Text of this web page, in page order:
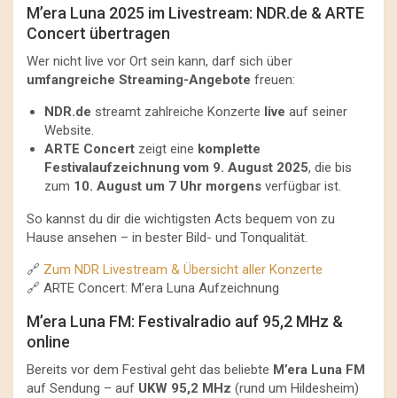
M’era Luna 2025 im Livestream: NDR.de & ARTE
Concert übertragen
Wer nicht live vor Ort sein kann, darf sich über
umfangreiche Streaming-Angebote freuen:
NDR.de streamt zahlreiche Konzerte live auf seiner
Website.
ARTE Concert zeigt eine komplette
Festivalaufzeichnung vom 9. August 2025, die bis
zum 10. August um 7 Uhr morgens verfügbar ist.
So kannst du dir die wichtigsten Acts bequem von zu
Hause ansehen – in bester Bild- und Tonqualität.
🔗 Zum NDR Livestream & Übersicht aller Konzerte
🔗 ARTE Concert: M’era Luna Aufzeichnung
M’era Luna FM: Festivalradio auf 95,2 MHz &
online
Bereits vor dem Festival geht das beliebte M’era Luna FM
auf Sendung – auf UKW 95,2 MHz (rund um Hildesheim)